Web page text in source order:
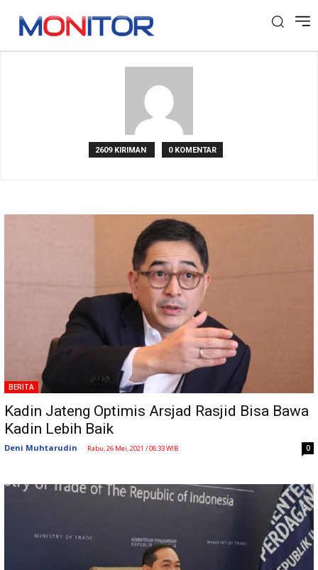
Deni Muhtarudin
2609 KIRIMAN 0 KOMENTAR
BERITA
Kadin Jateng Optimis Arsjad Rasjid Bisa Bawa
Kadin Lebih Baik
Deni Muhtarudin - Rabu, 26 Mei, 2021 / 08:33 WIB 0